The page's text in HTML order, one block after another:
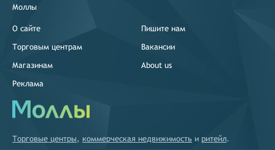
Моллы
О сайте
Торговым центрам
Магазинам
Реклама
Пишите нам
Вакансии
About us
Торговые центры, коммерческая недвижимость и ритейл.